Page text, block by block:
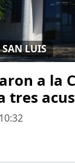
LUIS
a la
tres